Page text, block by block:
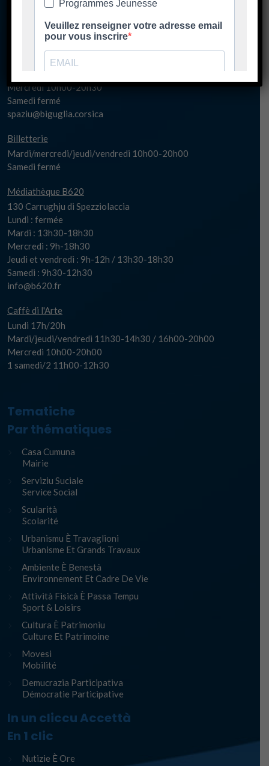
Spaziu Carlu Rocchi
130 Carrughju di Spezziolaccia
20620 Biguglia
Lundi 17h-20h30
Mardi/jeudi/vendredi 14h00-20h30
Mercredi 10h00-20h30
Samedi fermé
spaziu@biguglia.corsica
Billetterie
Mardi/mercredi/jeudi/vendredi 10h00-20h00
Samedi fermé
Médiathèque B620
130 Carrughju di Spezziolaccia
Lundi : fermée
Mardi : 13h30-18h30
Mercredi : 9h-18h30
Jeudi et vendredi : 9h-12h / 13h30-18h30
Samedi : 9h30-12h30
info@b620.fr
Caffè di l'Arte
Lundi 17h/20h
Mardi/jeudi/vendredi 11h30-14h30 / 16h00-20h00
Mercredi 10h00-20h00
1 samedi/2 11h00-12h30
Tematiche
Par thématiques
Casa Cumuna
Mairie
Serviziu Suciale
Service Social
Scularità
Scolarité
Urbanismu È Travaglioni
Urbanisme Et Grands Travaux
Ambiente È Benestà
Environnement Et Cadre De Vie
Attività Fisicà È Passa Tempu
Sport & Loisirs
Cultura È Patrimoniu
Culture Et Patrimoine
Movesi
Mobilité
Demucrazia Participativa
Démocratie Participative
In un cliccu Accettà
En 1 clic
Nutizie È Ore